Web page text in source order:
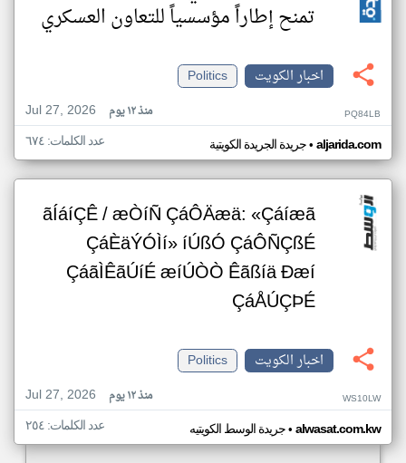
تمنح إطاراً مؤسسياً للتعاون العسكري
اخبار الكويت
Politics
Jul 27, 2026
منذ ١٢ يوم PQ84LB
جريدة الجريدة الكويتية• aljarida.com عدد الكلمات: ٦٧٤
ãÍáíÇÊ / æÒíÑ ÇáÔÄæä: «Çáíæã
ÇáÈäÝÓÌí» íÚßÓ ÇáÔÑÇßÉ
ÇáãÌÊãÚíÉ æíÚÒÒ Êãßíä Ðæí
ÇáÅÚÇÞÉ
اخبار الكويت
Politics
Jul 27, 2026
منذ ١٢ يوم WS10LW
جريدة الوسط الكويتيه• alwasat.com.kw عدد الكلمات: ٢٥٤